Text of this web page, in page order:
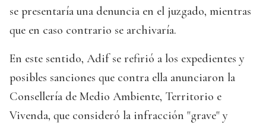
se presentaría una denuncia en el juzgado, mientras
que en caso contrario se archivaría.
En este sentido, Adif se refirió a los expedientes y
posibles sanciones que contra ella anunciaron la
Consellería de Medio Ambiente, Territorio e
Vivenda, que consideró la infracción "grave" y